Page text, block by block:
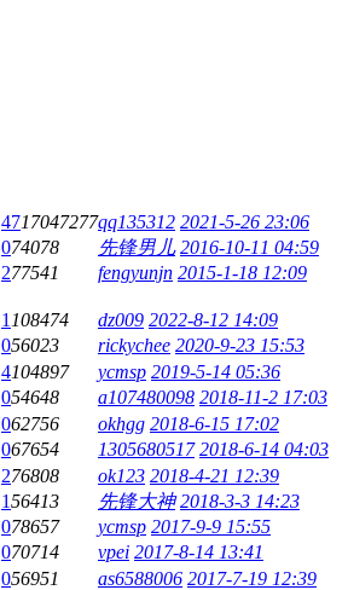
4717047277qq135312 2021-5-26 23:06
074078 先锋男儿 2016-10-11 04:59
277541 fengyunjn 2015-1-18 12:09
1 108474 dz009 2022-8-12 14:09
056023 rickychee 2020-9-23 15:53
4104897 ycmsp 2019-5-14 05:36
054648 a107480098 2018-11-2 17:03
062756 okhgg 2018-6-15 17:02
067654 1305680517 2018-6-14 04:03
276808 ok123 2018-4-21 12:39
156413 先锋大神 2018-3-3 14:23
078657 ycmsp 2017-9-9 15:55
070714 vpei 2017-8-14 13:41
056951 as6588006 2017-7-19 12:39